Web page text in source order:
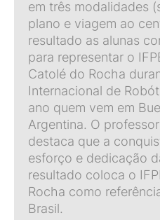
em três modalidades
plano e viagem ao
resultado as alunas
para representar o
Catolé do Rocha
Internacional de
ano quem vem em
Argentina. O
destaca que a
esforço e dedicação
resultado coloca o
Rocha como
Brasil.